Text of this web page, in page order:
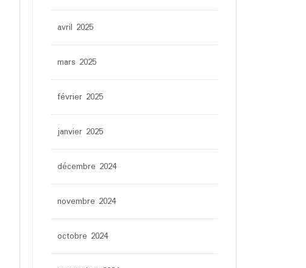
avril 2025
mars 2025
février 2025
janvier 2025
décembre 2024
novembre 2024
octobre 2024